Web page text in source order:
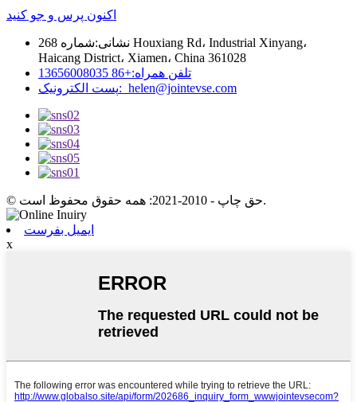
اکنون پرس و جو کنید
نشانی:
شماره 268 Houxiang Rd، Industrial Xinyang،
Haicang District، Xiamen، China 361028
تلفن همراه:+86 13656008035
پست الکترونیک: helen@jointevse.com
© حق چاپ - 2010-2021: همه حقوق محفوظ است.
ایمیل بفرست
x